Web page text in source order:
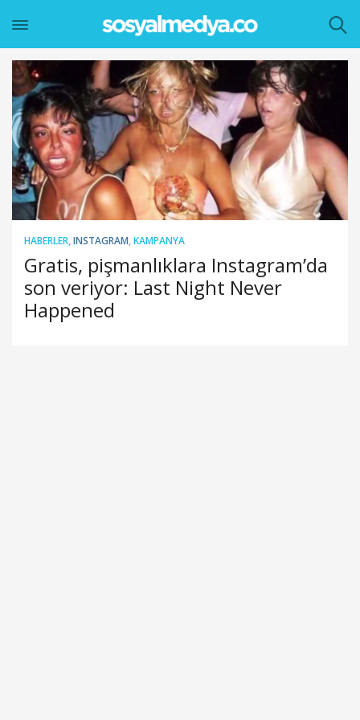
HABERLER,INSTAGRAM,KAMPANYA
Gratis, pişmanlıklara Instagram’da
son veriyor: Last Night Never
Happened